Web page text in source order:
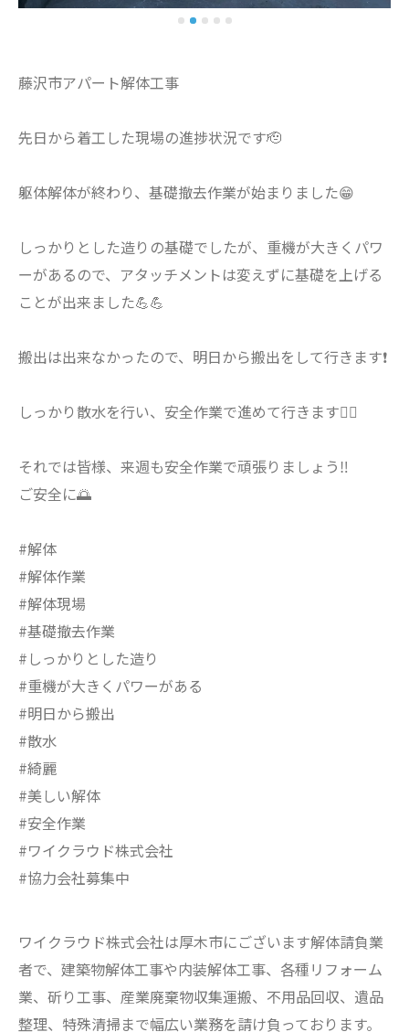
藤沢市アパート解体工事
先日から着工した現場の進捗状況です🫡
躯体解体が終わり、基礎撤去作業が始まりました😁
しっかりとした造りの基礎でしたが、重機が大きくパワ
ーがあるので、アタッチメントは変えずに基礎を上げる
ことが出来ました💪💪
搬出は出来なかったので、明日から搬出をして行きます❗️
しっかり散水を行い、安全作業で進めて行きます👷‍♂️
それでは皆様、来週も安全作業で頑張りましょう‼️
ご安全に🌅
#解体
#解体作業
#解体現場
#基礎撤去作業
#しっかりとした造り
#重機が大きくパワーがある
#明日から搬出
#散水
#綺麗
#美しい解体
#安全作業
#ワイクラウド株式会社
#協力会社募集中
ワイクラウド株式会社は厚木市にございます解体請負業
者で、建築物解体工事や内装解体工事、各種リフォーム
業、斫り工事、産業廃棄物収集運搬、不用品回収、遺品
整理、特殊清掃まで幅広い業務を請け負っております。